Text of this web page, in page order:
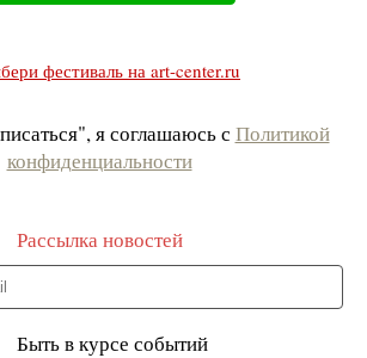
я соглашаюсь с Политикой
конфиденциальности
Рассылка новостей
Быть в курсе событий